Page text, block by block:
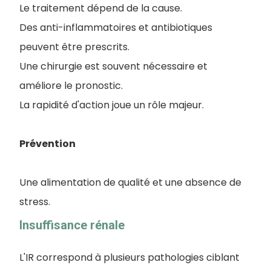
Le traitement dépend de la cause.
Des anti-inflammatoires et antibiotiques
peuvent être prescrits.
Une chirurgie est souvent nécessaire et
améliore le pronostic.
La rapidité d'action joue un rôle majeur.
Prévention
Une alimentation de qualité et une absence de
stress.
Insuffisance rénale
L'IR correspond à plusieurs pathologies ciblant